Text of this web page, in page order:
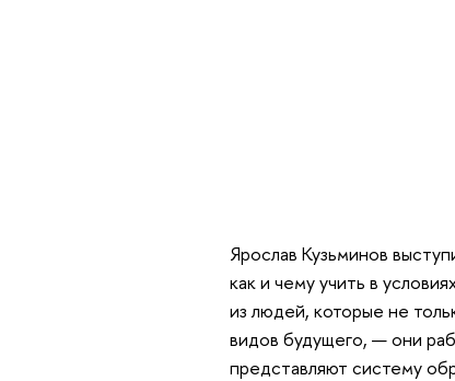
Ярослав Кузьминов
как и чему учить в
из людей, которые не
видов будущего, — они
представляют систему